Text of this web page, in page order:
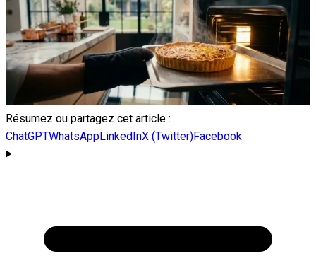
Résumez ou partagez cet article :
ChatGPTWhatsAppLinkedInX (Twitter)Facebook